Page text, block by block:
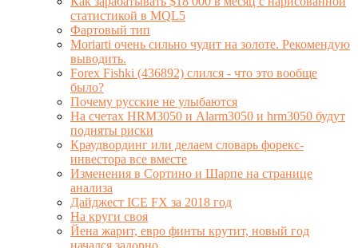
статистикой в MQL5
Фартовый тип
Moriarti очень сильно чудит на золоте. Рекомендую
выводить.
Forex Fishki (436892) слился - что это вообще
было?
Почему русские не улыбаются
На счетах HRM3050 и Alarm3050 и hrm3050 будут
подняты риски
Краудвординг или делаем словарь форекс-
инвестора все вместе
Изменения в Сортино и Шарпе на странице
анализа
Дайджест ICE FX за 2018 год
На круги своя
Йена жарит, евро финты крутит, новый год
начался задорно.